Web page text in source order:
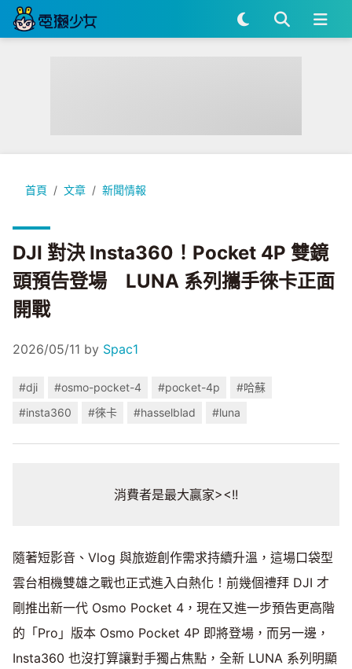
首頁 文章 新聞情報
DJI 對決 Insta360！Pocket 4P 雙鏡頭預告登場 LUNA 系列
DJI 對決 Insta360！Pocket 4P 雙鏡
頭預告登場 LUNA 系列攜手徠卡正面
開戰
2026/05/11 by Spac1
#dji #osmo-pocket-4 #pocket-4p
#哈蘇
#insta360
#徠卡 #hasselblad #luna
消費者是最大贏家><!!
隨著短影音、Vlog 與旅遊創作需求持續升溫，這場口袋型
雲台相機雙雄之戰也正式進入白熱化！前幾個禮拜 DJI 才
剛推出新一代 Osmo Pocket 4，現在又進一步預告更高階
的「Pro」版本 Osmo Pocket 4P 即將登場，而另一邊，
Insta360 也沒打算讓對手獨占焦點，全新 LUNA 系列明顯